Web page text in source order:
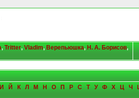
, Tritter, Vladim, Верепьюшка, Н. А. Борисов,
И Й К Л М Н О П Р С Т У Ф Х Ц Ч